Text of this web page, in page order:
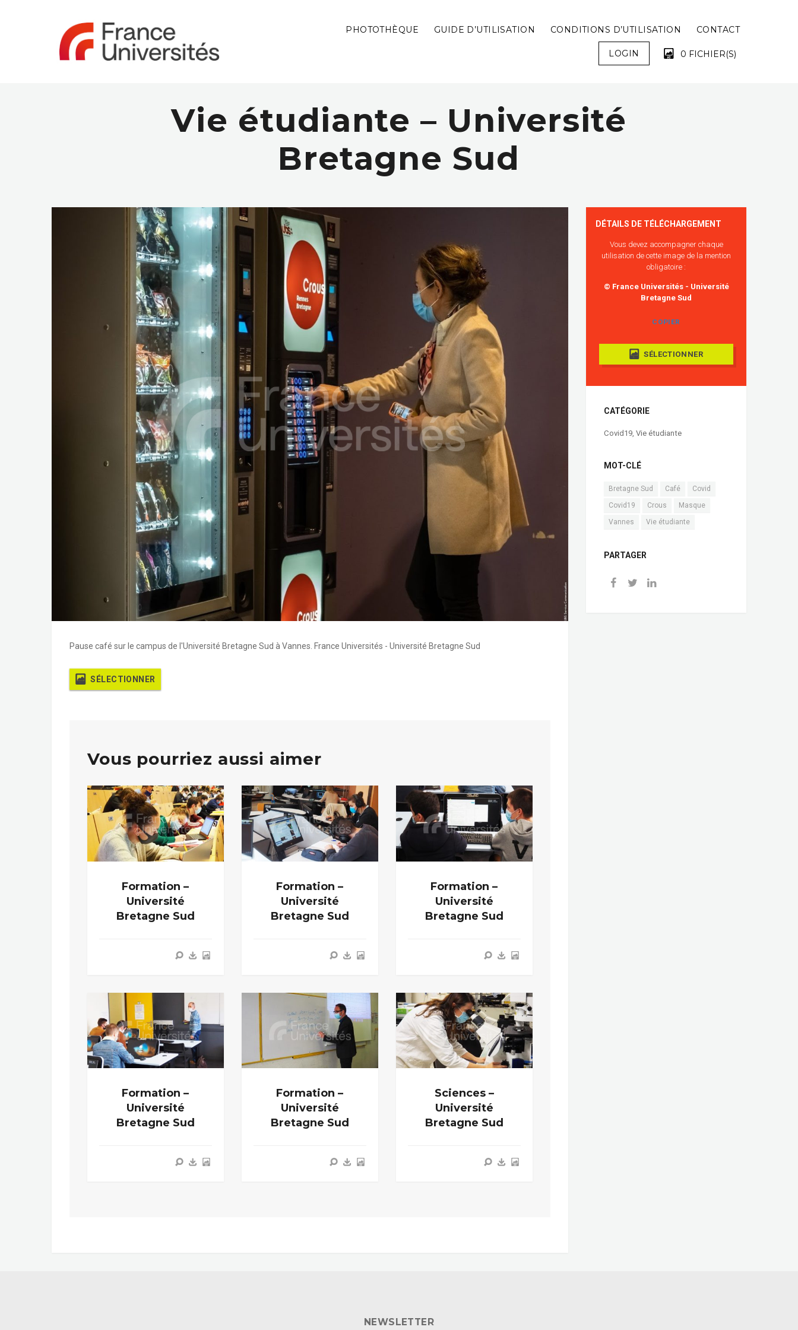
PHOTOTHÈQUE GUIDE D’UTILISATION CONDITIONS D’UTILISATION CONTACT
LOGIN 0 FICHIER(S)
VOTRE PANIER EST VIDE !
Vie étudiante – Université
Bretagne Sud
Pause café sur le campus de l'Université Bretagne Sud à Vannes. France Universités - Université Bretagne Sud
SÉLECTIONNER
Vous pourriez aussi aimer
Formation –
Université
Bretagne Sud
Formation –
Université
Bretagne Sud
Formation –
Université
Bretagne Sud
Formation –
Université
Bretagne Sud
Formation –
Université
Bretagne Sud
Sciences –
Université
Bretagne Sud
DÉTAILS DE TÉLÉCHARGEMENT
Vous devez accompagner chaque
utilisation de cette image de la mention
obligatoire :
© France Universités - Université
Bretagne Sud
COPIER
SÉLECTIONNER
CATÉGORIE
Covid19, Vie étudiante
MOT-CLÉ
Bretagne Sud Café
Covid
Covid19
Crous
Masque
Vannes
Vie étudiante
PARTAGER
NEWSLETTER